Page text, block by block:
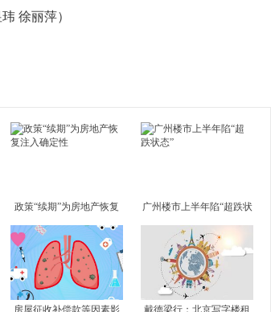
徐丽萍）
政策“续期”为房地产恢复
注入确定性
广州楼市上半年陷“超跌状
态”
房屋征收补偿款等因素影
戴德梁行：北京写字楼租